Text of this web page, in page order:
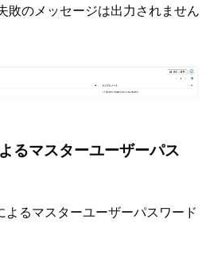
敗のメッセージは出力されません
るマスターユーザーパス
よるマスターユーザーパスワード